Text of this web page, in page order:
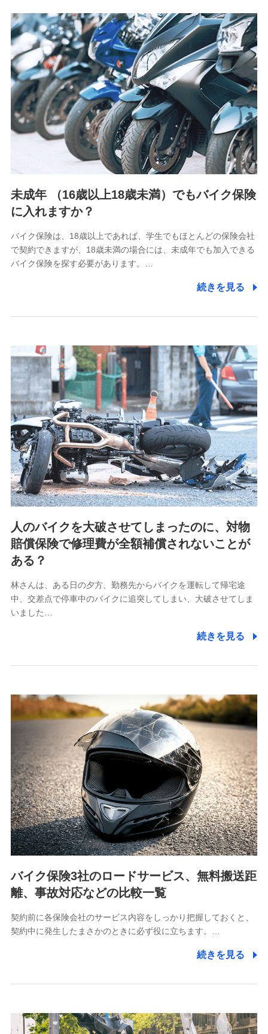
3.セミナー募集サイトから取得した個人情報
各種セミナーの案内、開催のため
上記に係る連絡・手続き・管理等付帯業務を行うため
4.家族・友達紹介にて取得した個人情報
被紹介者への連絡、及び当社と取引のあるもしくは委託を受
けている保険会社・提携会社の保険その他に関する情報を提
供し、金融商品等の契約を勧奨するため
アンケートやキャンペーン等の実施のため
上記に係る連絡・手続き・管理等付帯業務を行うため
5.通話録音にて取得する情報
電話対応の品質向上およびお問合せ内容の正確な把握のため
6.採用応募者の個人情報
採用選考および入社手続を実施するため
7.社員（従業者）の個人情報
退職関連処理等の各種手続きのため、当社と従業員または従
取引先としての選定業務、営業情報の提供業務、契約締結手
続き業務、取引管理業務、およびこれらに準ずる業務の遂行
のため
9.お問い合わせ情報
各種お問い合わせに対応するため
10.受託業務の 個人情報
受託業務の遂行およびこれらに準ずる業務の遂行のため
11.マイカー通勤管理クラウド並びに法人向けASPサー
ビスに関してのお問い合わせ情報
各種お問い合わせに対応するため
当社のサービスに関する情報提供や、皆様に有用なお知らせ
をお送りするため
アンケートの送付のため
当社のサービスや媒体の運営改善に必要なデータを解析し、
分析するため
当社の対応品質向上やお問い合わせ内容の正確な把握のため
個人情報保護管理者の職名、連絡先
〒103-0013 東京都中央区日本橋人形町2-14-10 アー
個人情報の第三者提供について
当社ではご本人の同意がある場合または法令に基づく場
合を除き、第三者に提供いたしません。
業務の委託
当社は利用目的の達成に必要な範囲内において個人情報
の取り扱いの全部または一部を委託する場合がありま
す。
個人データの共同利用
当社は株式会社NTTドコモとの間で、以下のとおり個
【共同して利用される利用データの項目】
取得した、以下の情報などの個人データ
氏名、電話番号、メールアドレス、お客さまの識別子、属
当社又は株式会社NTTドコモが提供する各種サービスなどの
ご契約・ご利用などに関する情報。例として、当社又は株式
未成年 （16歳以上18歳未満）でもバイク保険
に入れますか？
バイク保険は、18歳以上であれば、学生でもほとんどの保険会社
で契約できますが、18歳未満の場合には、未成年でも加入できる
バイク保険を探す必要があります。…
続きを見る
人のバイクを大破させてしまったのに、対物
賠償保険で修理費が全額補償されないことが
ある？
林さんは、ある日の夕方、勤務先からバイクを運転して帰宅途
中、交差点で停車中のバイクに追突してしまい、大破させてしま
いました…
続きを見る
バイク保険3社のロードサービス、無料搬送距
離、事故対応などの比較一覧
契約前に各保険会社のサービス内容をしっかり把握しておくと、
契約中に発生したまさかのときに必ず役に立ちます。…
続きを見る